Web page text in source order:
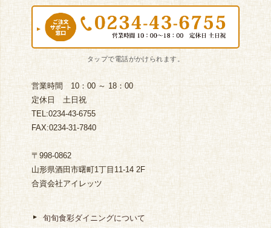
営業時間 10：00 ～ 18：00
定休日 土日祝
TEL:0234-43-6755
FAX:0234-31-7840
〒998-0862
山形県酒田市曙町1丁目11-14 2F
合資会社アイレッツ
旬旬食彩ダイニングについて